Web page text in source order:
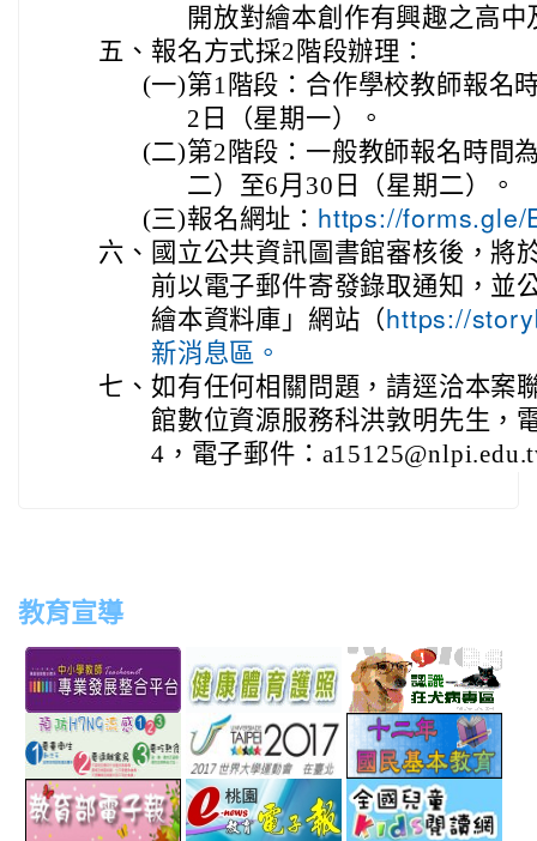
開放對繪本創作有興趣之高
五、 報名方式採2階段辦理：
(一)第1階段：合作學校教師報名
2日（星期一）。
(二)第2階段：一般教師報名時間
二）至6月30日（星期二）。
(三)報名網址： https://forms.gle/
六、 國立公共資訊圖書館審核後，將
前以電子郵件寄發錄取通知，並
繪本資料庫」網站（ https://
新消息區。
七、 如有任何相關問題，請逕洽本案
館數位資源服務科洪敦明先生，
4，電子郵件：
教育宣導
to
http://teachernet.moe.edu.tw/MAIN/index.aspx
link
to
https://airtw.epa.gov.tw/
link
to
http://
link
link
to
http://www.perdc.ntnu.edu.tw/anti-
flu/catalog.php?
link
http://
link
to
link
to